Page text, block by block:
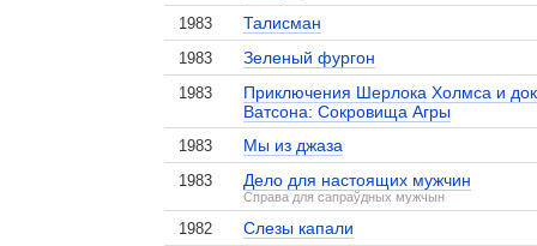
1983 Талисман
1983 Зеленый фургон
1983
Приключения Шерлока Холмса и
Ватсона: Сокровища Агры
1983 Мы из джаза
1983 Дело для настоящих мужчин
Справа для сапраўдных мужчын
1982 Слезы капали